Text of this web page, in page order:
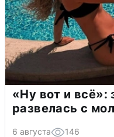
«Ну вот и
развелась с
6 августа 146